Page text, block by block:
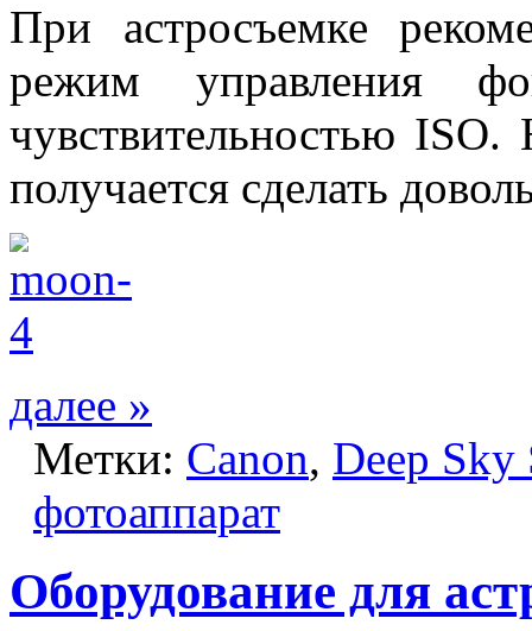
При астросъемке
режим управления
чувствительностью
получается сделать
далее »
Метки: Canon, Deep Sky
фотоаппарат
Оборудование для